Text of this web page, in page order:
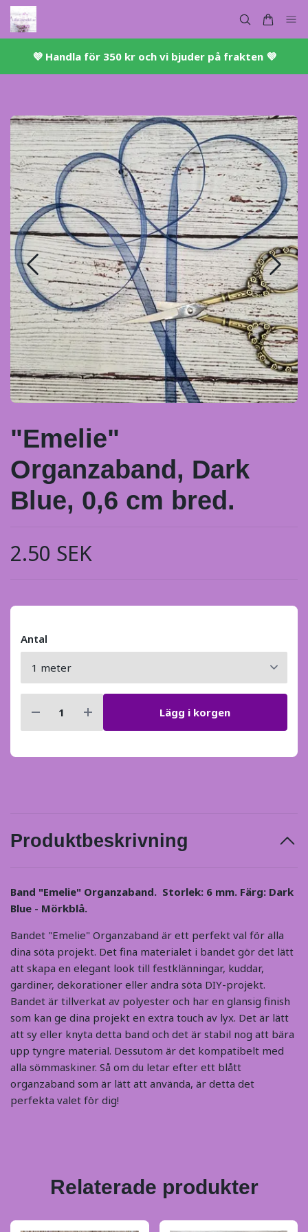
💜 ​Handla för 350 kr och vi bjuder på frakten 💜​
"Emelie"
Organzaband, Dark
Blue, 0,6 cm bred.
2.50 SEK
Antal
Lägg i korgen
Produktbeskrivning
Band "Emelie" Organzaband. Storlek: 6 mm. Färg: Dark
Blue - Mörkblå.
Bandet "Emelie" Organzaband är ett perfekt val för alla
dina söta projekt. Det fina materialet i bandet gör det lätt
att skapa en elegant look till festklänningar, kuddar,
gardiner, dekorationer eller andra söta DIY-projekt.
Bandet är tillverkat av polyester och har en glansig finish
som kan ge dina projekt en extra touch av lyx. Det är lätt
att sy eller knyta detta band och det är stabil nog att bära
upp tyngre material. Dessutom är det kompatibelt med
alla sömmaskiner. Så om du letar efter ett blått
organzaband som är lätt att använda, är detta det
perfekta valet för dig!
Relaterade produkter